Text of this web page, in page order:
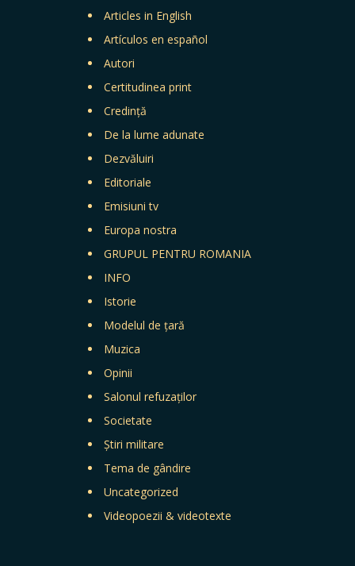
Articles in English
Artículos en español
Autori
Certitudinea print
Credință
De la lume adunate
Dezvăluiri
Editoriale
Emisiuni tv
Europa nostra
GRUPUL PENTRU ROMANIA
INFO
Istorie
Modelul de țară
Muzica
Opinii
Salonul refuzaților
Societate
Știri militare
Tema de gândire
Uncategorized
Videopoezii & videotexte